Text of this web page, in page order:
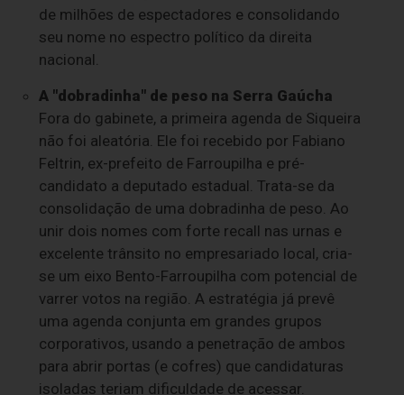
de milhões de espectadores e consolidando
seu nome no espectro político da direita
nacional.
A "dobradinha" de peso na Serra Gaúcha
Fora do gabinete, a primeira agenda de Siqueira
não foi aleatória. Ele foi recebido por Fabiano
Feltrin, ex-prefeito de Farroupilha e pré-
candidato a deputado estadual. Trata-se da
consolidação de uma dobradinha de peso. Ao
unir dois nomes com forte recall nas urnas e
excelente trânsito no empresariado local, cria-
se um eixo Bento-Farroupilha com potencial de
varrer votos na região. A estratégia já prevê
uma agenda conjunta em grandes grupos
corporativos, usando a penetração de ambos
para abrir portas (e cofres) que candidaturas
isoladas teriam dificuldade de acessar.